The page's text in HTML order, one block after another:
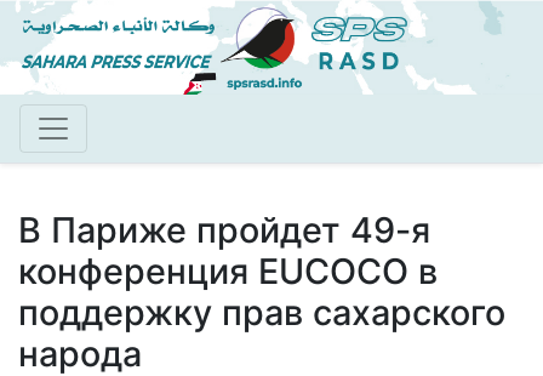
Перейти
к
основному
В Париже пройдет 49-я
конференция EUCOCO в
поддержку прав сахарского
народа